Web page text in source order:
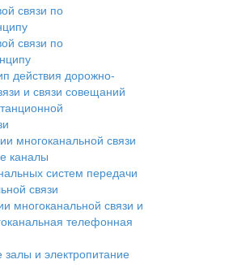
связи по
связи по
действия дорожно-
и связи совещаний
многоканальной связи
каналы
систем передачи
связи
многоканальной связи и
телефонная
и электропитание